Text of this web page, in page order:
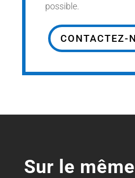
possible.
CONTACTEZ-
Sur le